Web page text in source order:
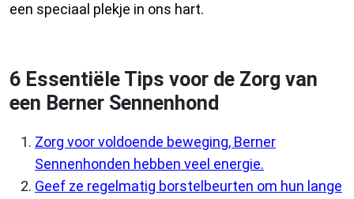
een speciaal plekje in ons hart.
6 Essentiële Tips voor de Zorg van
een Berner Sennenhond
Zorg voor voldoende beweging, Berner
Sennenhonden hebben veel energie.
Geef ze regelmatig borstelbeurten om hun lange